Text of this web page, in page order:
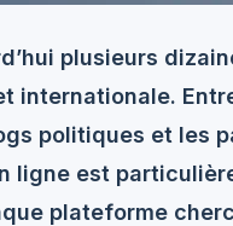
plusieurs
internationale.
politiques et les
ligne est
plateforme